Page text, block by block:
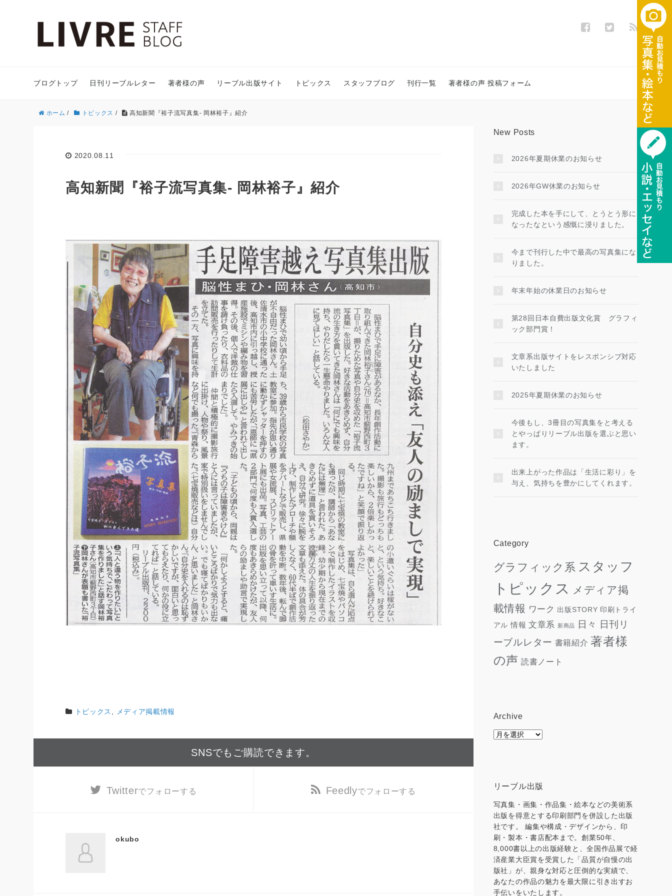
ブログトップ 日刊リーブルレター 著者様の声 リーブル出版サイト トピックス スタッフブログ 刊行一覧 著者様の声 投稿フォーム
ホーム / トピックス / 高知新聞『裕子流写真集- 岡林裕子』紹介
2020.08.11
高知新聞『裕子流写真集- 岡林裕子』紹介
トピックス メディア掲載情報
SNSでもご購読できます。
Twitterでフォローする Feedlyでフォローする
okubo
New Posts
2026年夏期休業のお知らせ
2026年GW休業のお知らせ
完成した本を手にして、とうとう形に
なったなという感慨に浸りました。
今まで刊行した中で最高の写真集にな
りました。
年末年始の休業日のお知らせ
第28回日本自費出版文化賞 グラフィ
ック部門賞！
文章系出版サイトをレスポンシブ対応
いたしました
2025年夏期休業のお知らせ
今後もし、3冊目の写真集をと考える
とやっぱりリーブル出版を選ぶと思い
ます。
出来上がった作品は「生活に彩り」を
与え、気持ちを豊かにしてくれます。
Category
グラフィック系 スタッフ
トピックス メディア掲
載情報 ワーク 出版STORY 印刷トライ
アル 情報 文章系 新商品 日々
日刊リ
ーブルレター 書籍紹介 著者様
の声 読書ノート
Archive
Archive
リーブル出版
写真集・画集・作品集・絵本などの美術系
出版を得意とする印刷部門を併設した出版
社です。 編集や構成・デザインから、印
刷・製本・書店配本まで。創業50年、
8,000書以上の出版経験と、全国作品展で経
済産業大臣賞を受賞した「品質が自慢の出
版社」が、親身な対応と圧倒的な実績で、
あなたの作品の魅力を最大限に引き出すお
手伝いをいたします。